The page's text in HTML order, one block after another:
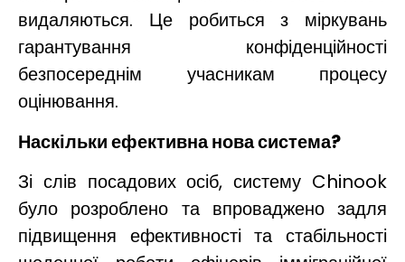
видаляються. Це робиться з міркувань
гарантування конфіденційності
безпосереднім учасникам процесу
оцінювання.
Наскільки ефективна нова система?
Зі слів посадових осіб, систему Chinook
було розроблено та впроваджено задля
підвищення ефективності та стабільності